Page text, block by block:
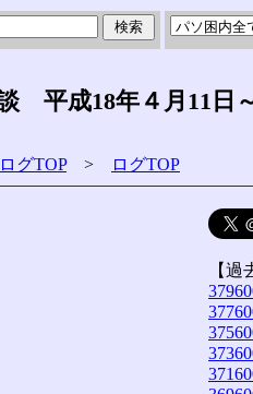
平成18年４月11日
グTOP> ログTOP
【